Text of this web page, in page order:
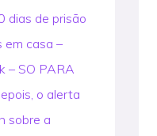
dias de prisão
em casa –
– SO PARA
o alerta
sobre a